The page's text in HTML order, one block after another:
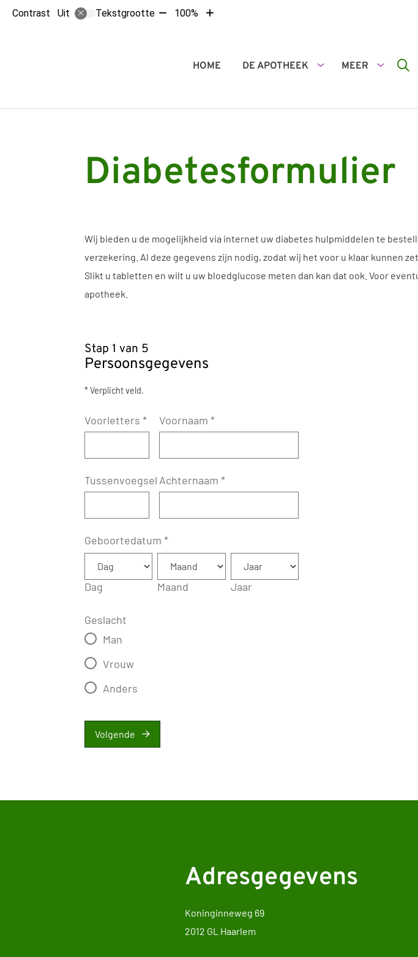
Contrast Uit Tekstgrootte Tekst100%
Tekst
Hoofdmenu
HOME
DE APOTHEEK
MEER
Diabetesformulier
Wij bieden u de mogelijkheid via internet uw diabetes hulpmiddelen te
verzekering. Al deze gegevens zijn nodig, zodat wij het voor u klaar kunnen
Slikt u tabletten en wilt u uw bloedglucose meten dan kan dat ook. Voor
apotheek.
Stap 1 van 5
Persoonsgegevens
* Verplicht veld.
Voorletters * Voornaam *
Tussenvoegsel Achternaam *
Geboortedatum *
Dag Maand Jaar
Geslacht
Man
Vrouw
Anders
Volgende
Adresgegevens
Koninginneweg 69
2012 GL Haarlem